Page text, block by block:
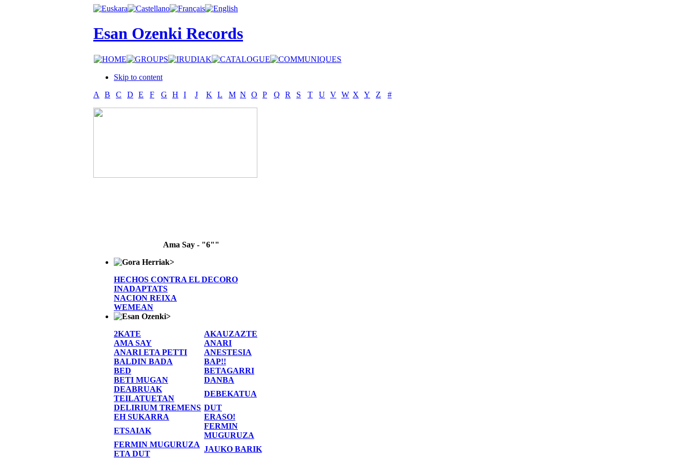
Esan Ozenki Records
Skip to content
A
B C D E F G H I J K L M N O P Q R S T U V W X Y Z #
Ama Say - "6""
>
HECHOS CONTRA EL DECORO
INADAPTATS
NACION REIXA
WEMEAN
>
2KATE
AKAUZAZTE
AMA SAY
ANARI
ANARI ETA PETTI
ANESTESIA
BALDIN BADA
BAP!!
BED
BETAGARRI
BETI MUGAN
DANBA
DEABRUAK
TEILATUETAN
DEBEKATUA
DELIRIUM TREMENS DUT
EH SUKARRA
ERASO!
ETSAIAK
FERMIN
MUGURUZA
FERMIN MUGURUZA
ETA DUT
JAUKO BARIK